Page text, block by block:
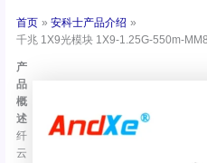
首页
安科士产品介绍
千兆 1X9光模块 1X9-1.25G-550m-
产
品
概
述
纤
云